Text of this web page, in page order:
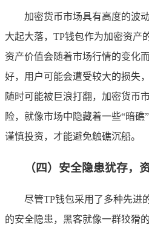
加密货币市场具有高度的波
大起大落，TP钱包作为加密资产
资产价值会随着市场行情的变化
好，用户可能会遭受较大的损失
随时可能被巨浪打翻，加密货币
险，就像市场中隐藏着一些“暗礁
谨慎投资，才能避免触礁沉船。
（四）安全隐患犹存，
尽管TP钱包采用了多种先进
的安全隐患，黑客就像一群狡猾